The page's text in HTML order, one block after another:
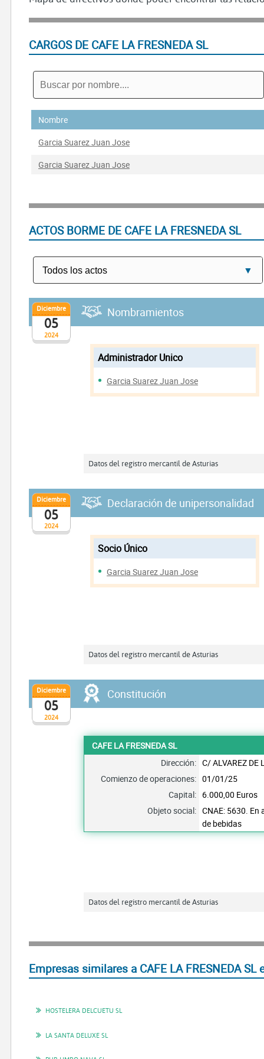
CARGOS DE CAFE LA FRESNEDA SL
Nombre
Garcia Suarez Juan Jose
Garcia Suarez Juan Jose
ACTOS BORME DE CAFE LA FRESNEDA SL
2024
Diciembre
05
Nombramientos
Administrador Unico
Garcia Suarez Juan Jose
Datos del registro mercantil de Asturias
2024
Diciembre
05
Declaración de unipersonalidad
Socio Único
Garcia Suarez Juan Jose
Datos del registro mercantil de Asturias
2024
Diciembre
05
Constitución
CAFE LA FRESNEDA SL
Dirección: C/ ALVAREZ DE
Comienzo de operaciones: 01/01/25
Capital: 6.000,00 Euros
Objeto social: CNAE: 5630.
de bebidas
Datos del registro mercantil de Asturias
Empresas similares a CAFE LA FRESNEDA SL
HOSTELERA DELCUETU SL
LA SANTA DELUXE SL